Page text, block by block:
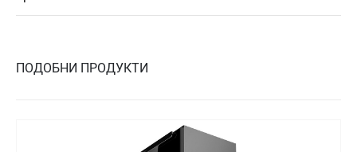
ПОДОБНИ ПРОДУКТИ